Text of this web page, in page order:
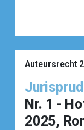
Auteursrecht
Nr. 1 -
2025,